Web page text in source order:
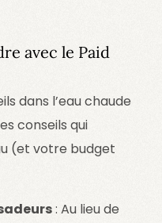
avec le Paid
dans l’eau chaude
conseils qui
(et votre budget
: Au lieu de